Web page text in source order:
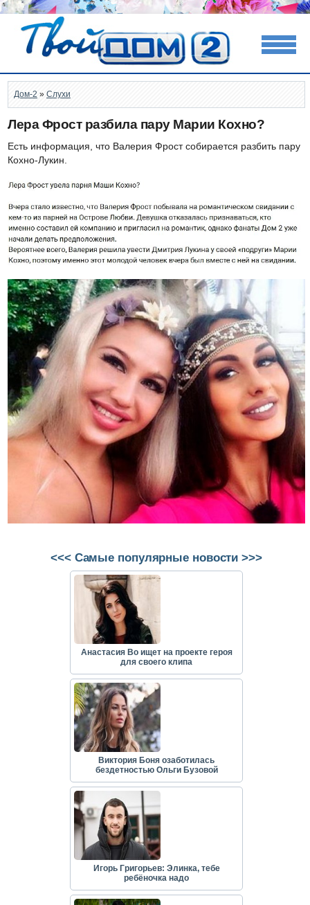
Дом-2 » Слухи
Лера Фрост разбила пару Марии Кохно?
Есть информация, что Валерия Фрост собирается разбить пару
Кохно-Лукин.
<<< Самые популярные новости >>>
Анастасия Во ищет на проекте героя
для своего клипа
Виктория Боня озаботилась
бездетностью Ольги Бузовой
Игорь Григорьев: Элинка, тебе
ребёночка надо